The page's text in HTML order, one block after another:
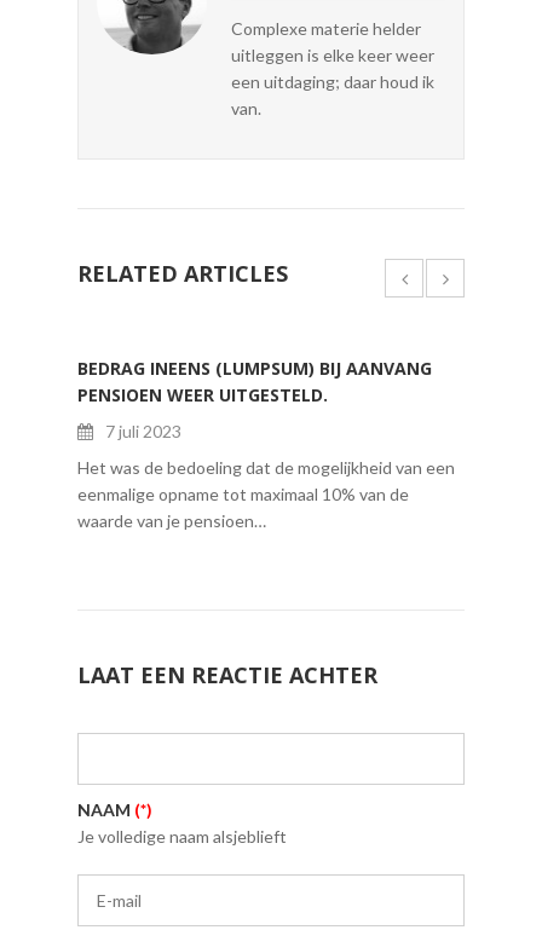
Complexe materie helder
uitleggen is elke keer weer
een uitdaging; daar houd ik
van.
RELATED ARTICLES
BEDRAG INEENS (LUMPSUM) BIJ AANVANG
PENSIOEN WEER UITGESTELD.
7 juli 2023
Het was de bedoeling dat de mogelijkheid van een
eenmalige opname tot maximaal 10% van de
waarde van je pensioen…
LAAT EEN REACTIE ACHTER
NAAM (*)
Je volledige naam alsjeblieft